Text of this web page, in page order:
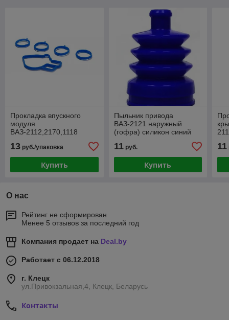
Прокладка впускного
модуля
ВАЗ-2112,2170,1118
СИЛИКОН
13 руб./упаковка
Купить
Пыльник привода
ВАЗ-2121 наружный
(гофра) силикон синий
11руб.
Купить
11
О нас
Рейтинг не сформирован
Менее 5 отзывов за последний год
Компания продает на Deal.by
Работает с 06.12.2018
г. Клецк
ул.Привокзальная,4, Клецк, Беларусь
Контакты